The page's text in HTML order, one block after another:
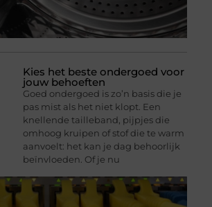
Kies het beste ondergoed voor
jouw behoeften
Goed ondergoed is zo’n basis die je
pas mist als het niet klopt. Een
knellende tailleband, pijpjes die
omhoog kruipen of stof die te warm
aanvoelt: het kan je dag behoorlijk
beïnvloeden. Of je nu